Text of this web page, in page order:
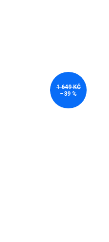
1 649 KČ
–39 %